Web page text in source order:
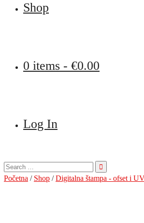
Shop
0 items - €0.00
Log In
Pretraga
za:
Početna / Shop /Digitalna štampa - ofset i